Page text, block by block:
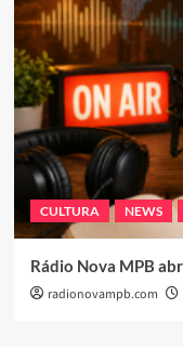
CULTURA NEWS
Rádio Nova MPB
radionovampb.com